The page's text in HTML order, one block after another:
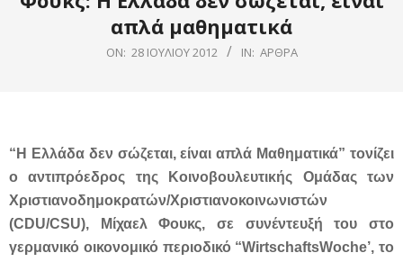
απλά μαθηματικά
ON: 28 ΙΟΥΛΊΟΥ 2012 IN: ΆΡΘΡΑ
“Η Ελλάδα δεν σώζεται, είναι απλά Μαθηματικά” τονίζει
ο αντιπρόεδρος της Κοινοβουλευτικής Ομάδας των
Χριστιανοδημοκρατών/Χριστιανοκοινωνιστών
(CDU/CSU), Μίχαελ Φουκς, σε συνέντευξή του στο
γερμανικό οικονομικό περιοδικό “WirtschaftsWoche’, το